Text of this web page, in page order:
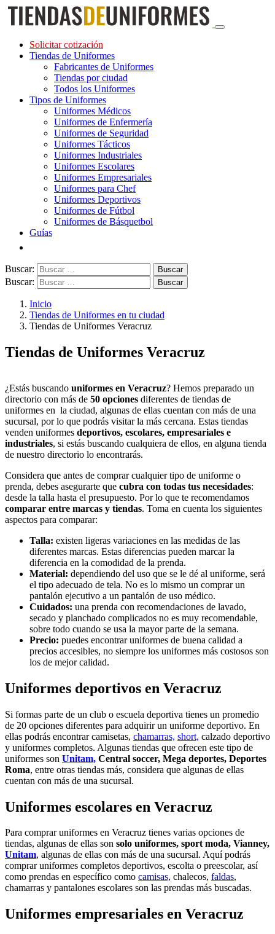
Solicitar cotización
Tiendas de Uniformes
Fabricantes de Uniformes
Tiendas por ciudad
Todos los Uniformes
Tipos de Uniformes
Uniformes Médicos
Uniformes de Enfermería
Uniformes de Seguridad
Uniformes Tácticos
Uniformes Industriales
Uniformes Escolares
Uniformes Empresariales
Uniformes para Chef
Uniformes Deportivos
Uniformes de Fútbol
Uniformes de Básquetbol
Guías
Buscar:
Buscar:
Inicio
Tiendas de Uniformes en tu ciudad
Tiendas de Uniformes Veracruz
Tiendas de Uniformes Veracruz
¿Estás buscando uniformes en Veracruz? Hemos preparado un
directorio con más de 50 opciones diferentes de tiendas de
uniformes en la ciudad, algunas de ellas cuentan con más de una
sucursal, por lo que podrás visitar la más cercana. Estas tiendas
venden uniformes deportivos, escolares, empresariales e
industriales, si estás buscando cualquiera de ellos, en alguna tienda
de nuestro directorio lo encontrarás.
Considera que antes de comprar cualquier tipo de uniforme o
prenda, debes asegurarte que cubra con todas tus necesidades:
desde la talla hasta el presupuesto. Por lo que te recomendamos
comparar entre marcas y tiendas. Toma en cuenta los siguientes
aspectos para comparar:
Talla: existen ligeras variaciones en las medidas de las
diferentes marcas. Estas diferencias pueden marcar la
diferencia en la comodidad de la prenda.
Material: dependiendo del uso que se le dé al uniforme, será
el tipo adecuado de tela. No es lo mismo un comprar un
pantalón ejecutivo a un pantalón de uso médico.
Cuidados: una prenda con recomendaciones de lavado,
secado y planchado complicados no es muy recomendable,
sobre todo cuando se usa la mayor parte de la semana.
Precio: puedes encontrar uniformes de buena calidad a
precios accesibles, no siempre los uniformes más costosos son
los de mejor calidad.
Uniformes deportivos en Veracruz
Si formas parte de un club o escuela deportiva tienes un promedio
de 20 opciones diferentes para adquirir un uniforme deportivo. En
ellas podrás encontrar camisetas, chamarras, short, calzado deportivo
y uniformes completos. Algunas tiendas que ofrecen este tipo de
uniformes son Unitam, Central soccer, Mega deportes, Deportes
Roma, entre otras tiendas más, considera que algunas de ellas
cuentan con más de una sucursal.
Uniformes escolares en Veracruz
Para comprar uniformes en Veracruz tienes varias opciones de
tiendas, algunas de ellas son solo uniformes, sport moda, Vianney,
Unitam, algunas de ellas con más de una sucursal. Aquí podrás
comprar uniformes completos deportivos, escolta o preescolar, así
como prendas en específico como camisas, chalecos, faldas,
chamarras y pantalones escolares son las prendas más buscadas.
Uniformes empresariales en Veracruz